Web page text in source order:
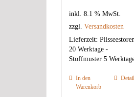
inkl. 8.1 % MwSt.
zzgl. Versandkosten
Lieferzeit:
20 Werktage -
Stoffmuster 5
In den
Warenkorb